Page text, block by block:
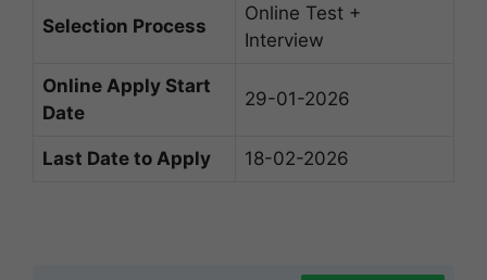
Selection Process
Online Test +
Interview
Online Apply Start
Date
29-01-2026
Last Date to Apply 18-02-2026